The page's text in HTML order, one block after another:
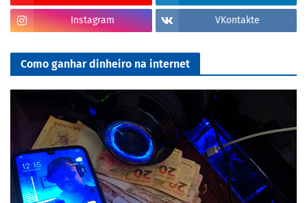
Instagram VKontakte
Como ganhar dinheiro na internet